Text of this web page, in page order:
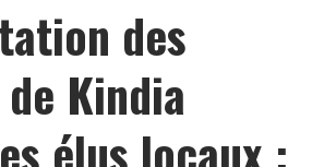
des
Kindia
élus locaux :